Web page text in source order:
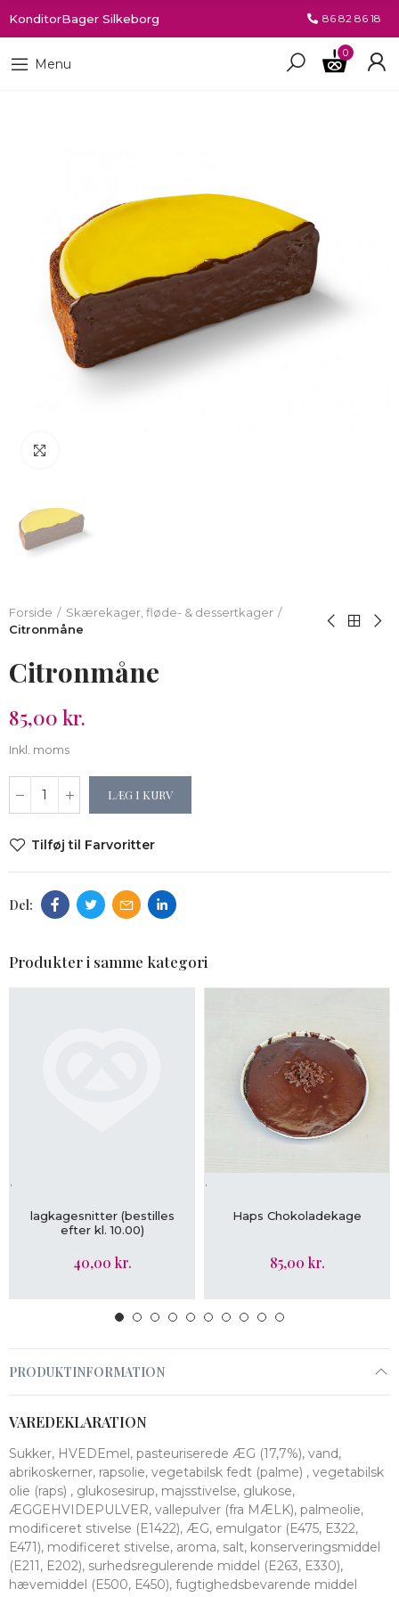
KonditorBager Silkeborg 86 82 86 18
Menu
0
Forside
Skærekager, fløde- & dessertkager
Citronmåne
Citronmåne
85,00 kr.
Inkl. moms
LÆG I KURV
Tilføj til Farvoritter
Produkter i samme kategori
LÆG I KURV
.
lagkagesnitter (bestilles
efter kl. 10.00)
40,00 kr.
LÆG I KURV
.
Haps Chokoladekage
85,00 kr.
PRODUKTINFORMATION
VAREDEKLARATION
Sukker, HVEDEmel, pasteuriserede ÆG (17,7%), vand,
abrikoskerner, rapsolie, vegetabilsk fedt (palme) , vegetabilsk
olie (raps) , glukosesirup, majsstivelse, glukose,
ÆGGEHVIDEPULVER, vallepulver (fra MÆLK), palmeolie,
modificeret stivelse (E1422), ÆG, emulgator (E475, E322,
E471), modificeret stivelse, aroma, salt, konserveringsmiddel
(E211, E202), surhedsregulerende middel (E263, E330),
hævemiddel (E500, E450), fugtighedsbevarende middel